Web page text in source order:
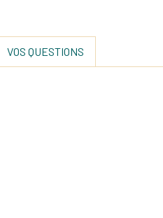
VOS QUESTIONS